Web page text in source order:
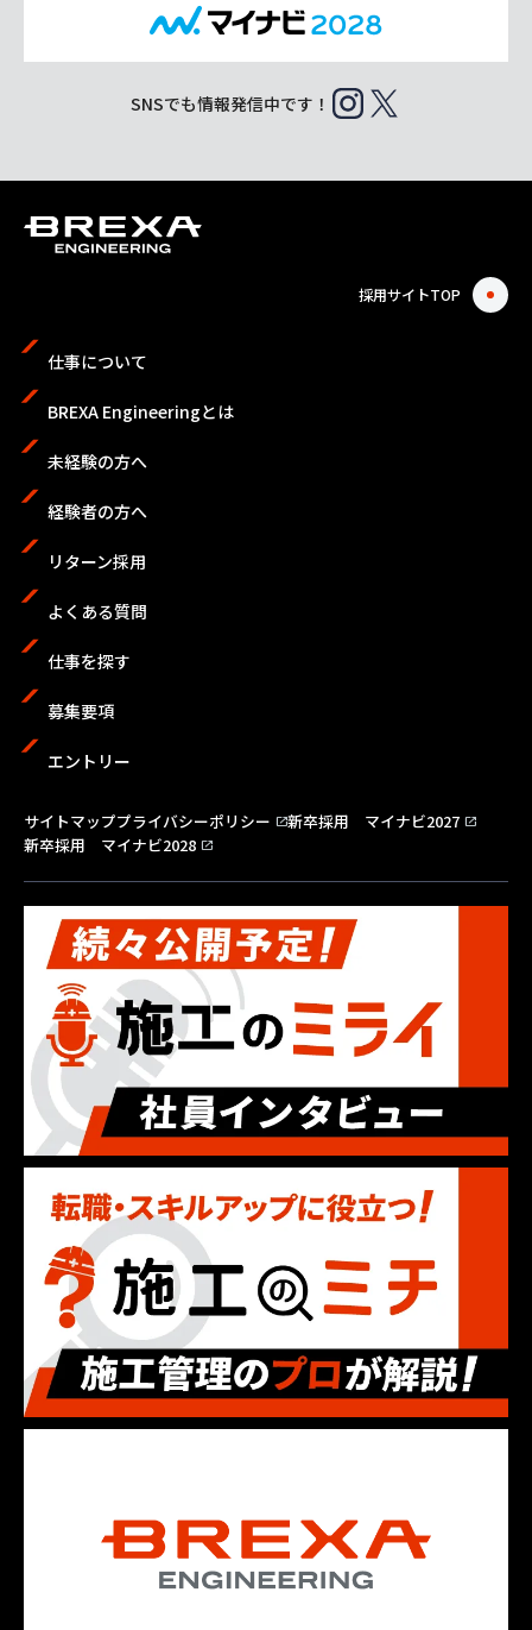
SNSでも情報発信中です！
採用サイトTOP
仕事について
BREXA Engineeringとは
未経験の方へ
経験者の方へ
リターン採用
よくある質問
仕事を探す
募集要項
エントリー
サイトマッププライバシーポリシー open_in_new新卒採用 マイナビ2027 open_in_new
新卒採用 マイナビ2028 open_in_new